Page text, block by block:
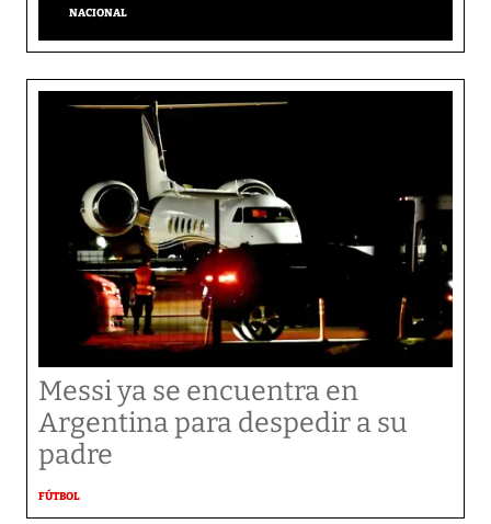
NACIONAL
Messi ya se encuentra en
Argentina para despedir a su
padre
FÚTBOL